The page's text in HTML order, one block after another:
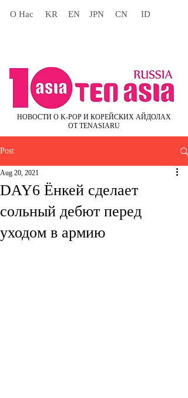
О Нас KR EN JPN CN ID
НОВОСТИ О K-POP И КОРЕЙСКИХ АЙДОЛАХ
ОТ TENASIARU
Post
DAY6 Ёнкей сделает
сольный дебют перед
уходом в армию
Aug 20, 2021